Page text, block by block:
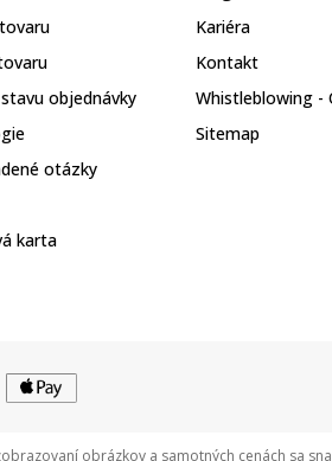
objednávky
otázky
karta
Kariéra
Kontakt
Whistleblowing -
Sitemap
obrázkov a samotných cenách sa